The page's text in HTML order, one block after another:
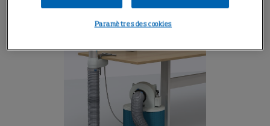
Paramètres des cookies